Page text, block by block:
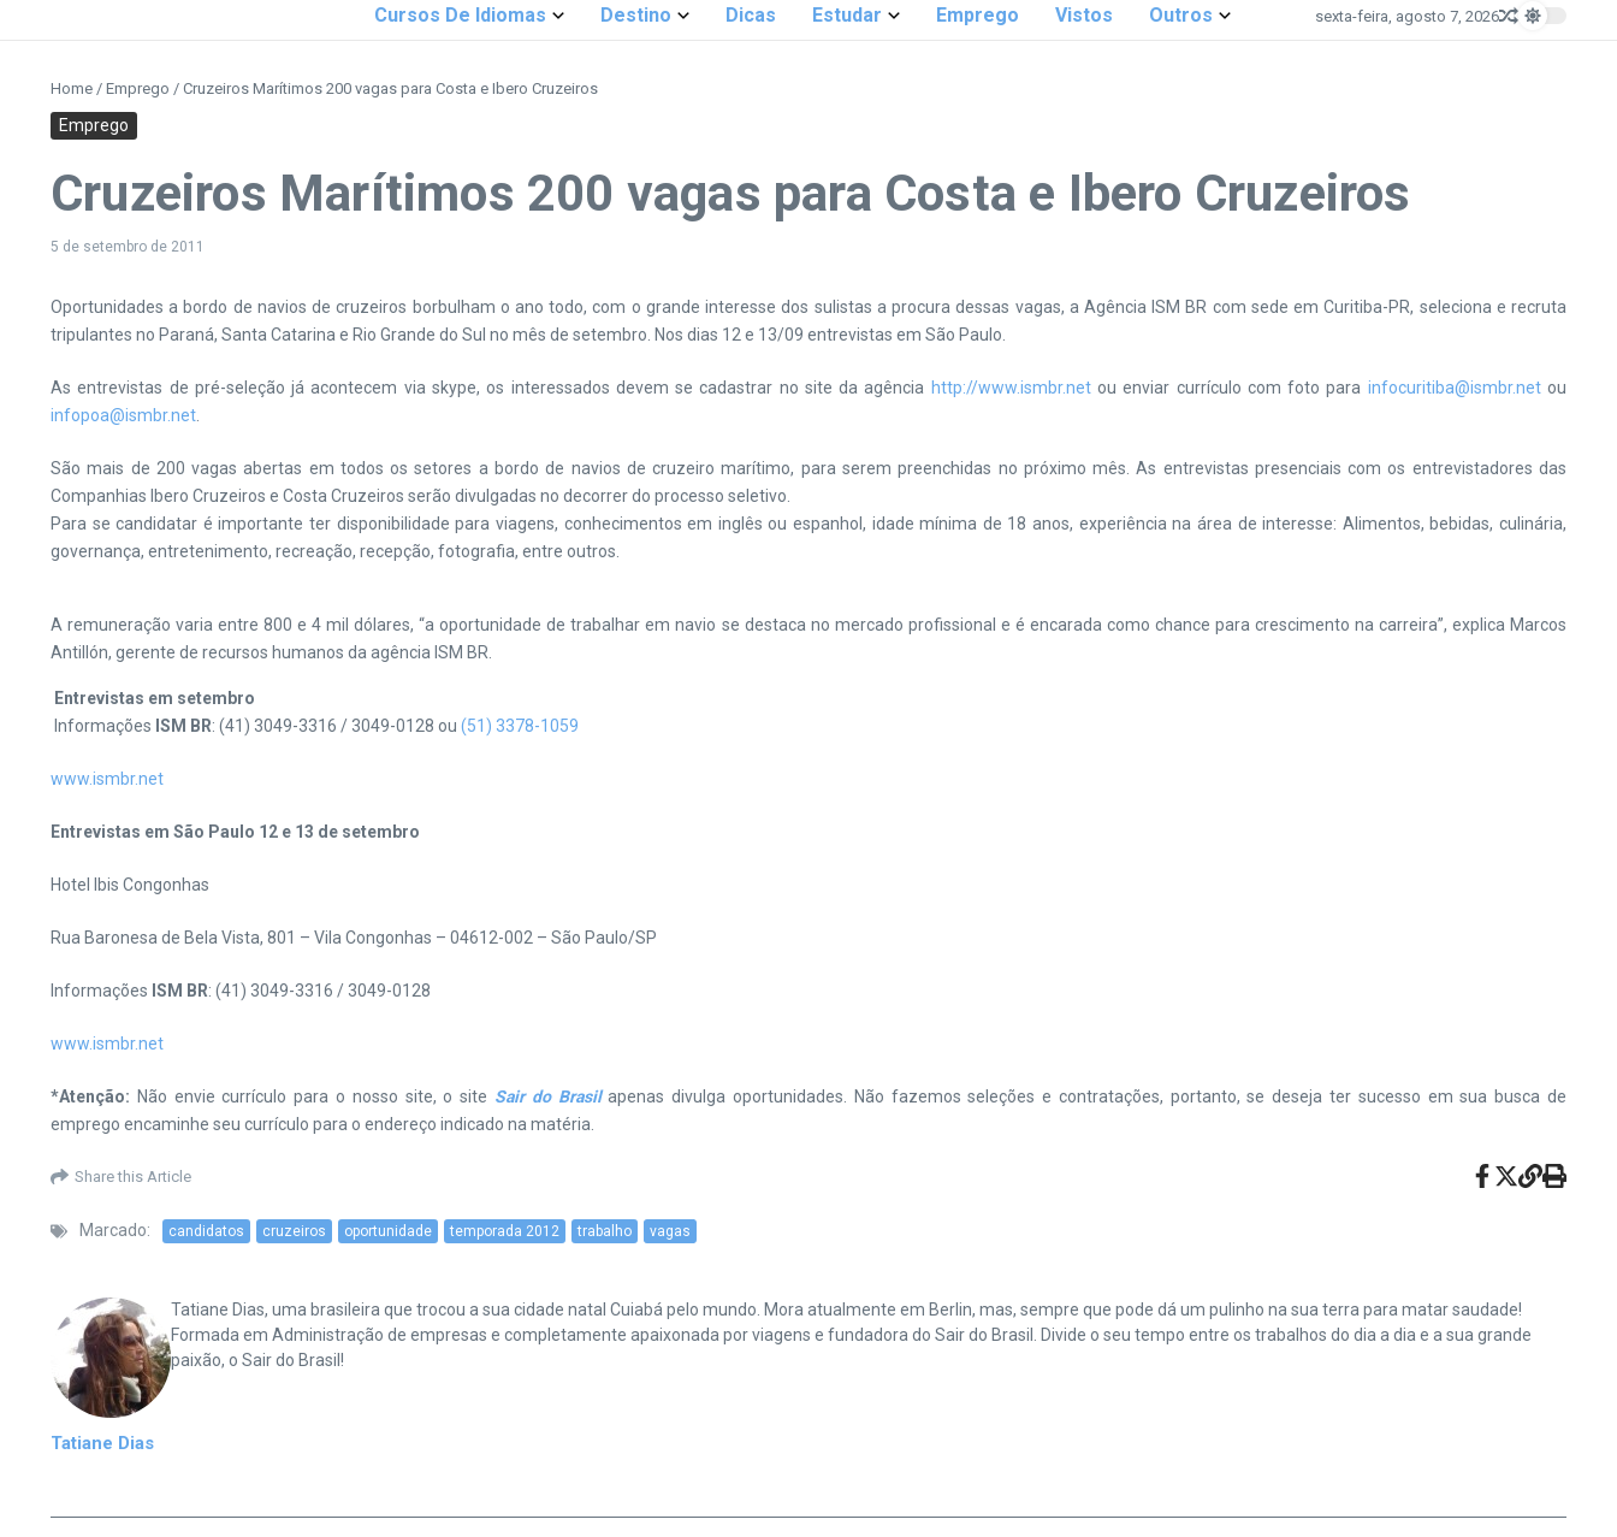
Cursos De Idiomas Destino Dicas Estudar Emprego Vistos Outros sexta-feira, agosto 7, 2026
Home / Emprego / Cruzeiros Marítimos 200 vagas para Costa e Ibero Cruzeiros
Emprego
Cruzeiros Marítimos 200 vagas para Costa e Ibero Cruzeiros
5 de setembro de 2011
Oportunidades a bordo de navios de cruzeiros borbulham o ano todo, com o grande interesse dos sulistas a procura dessas vagas, a Agência ISM BR com sede em Curitiba-PR, seleciona e recruta
tripulantes no Paraná, Santa Catarina e Rio Grande do Sul no mês de setembro. Nos dias 12 e 13/09 entrevistas em São Paulo.
As entrevistas de pré-seleção já acontecem via skype, os interessados devem se cadastrar no site da agência http://www.ismbr.netou enviar currículo com foto para infocuritiba@ismbr.netou
infopoa@ismbr.net
São mais de 200 vagas abertas em todos os setores a bordo de navios de cruzeiro marítimo, para serem preenchidas no próximo mês. As entrevistas presenciais com os entrevistadores das
Companhias Ibero Cruzeiros e Costa Cruzeiros serão divulgadas no decorrer do processo seletivo.
Para se candidatar é importante ter disponibilidade para viagens, conhecimentos em inglês ou espanhol, idade mínima de 18 anos, experiência na área de interesse: Alimentos, bebidas, culinária,
governança, entretenimento, recreação, recepção, fotografia, entre outros.
A remuneração varia entre 800 e 4 mil dólares, “a oportunidade de trabalhar em navio se destaca no mercado profissional e é encarada como chance para crescimento na carreira”, explica Marcos
Antillón, gerente de recursos humanos da agência ISM BR.
Entrevistas em setembro
Informações ISM BR: (41) 3049-3316 / 3049-0128 ou (51) 3378-1059
www.ismbr.net
Entrevistas em São Paulo 12 e 13 de setembro
Hotel Ibis Congonhas
Rua Baronesa de Bela Vista, 801 – Vila Congonhas – 04612-002 – São Paulo/SP
Informações ISM BR: (41) 3049-3316 / 3049-0128
www.ismbr.net
*Atenção: Não envie currículo para o nosso site, o site Sair do Brasil apenas divulga oportunidades. Não fazemos seleções e contratações, portanto, se deseja ter sucesso em sua busca de
emprego encaminhe seu currículo para o endereço indicado na matéria.
Share this Article
Marcado: candidatos cruzeiros oportunidade temporada 2012 trabalho vagas
Tatiane Dias
Tatiane Dias, uma brasileira que trocou a sua cidade natal Cuiabá pelo mundo. Mora atualmente em Berlin, mas, sempre que pode dá um pulinho na sua terra para matar saudade!
Formada em Administração de empresas e completamente apaixonada por viagens e fundadora do Sair do Brasil. Divide o seu tempo entre os trabalhos do dia a dia e a sua grande
paixão, o Sair do Brasil!